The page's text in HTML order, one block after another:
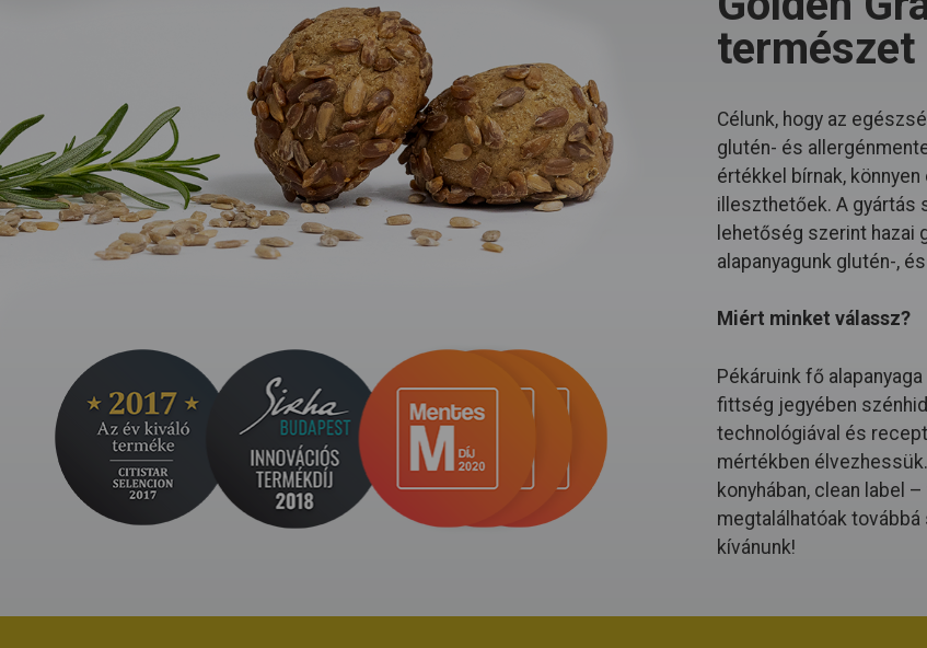
természet
Célunk, hogy az
glutén- és
értékkel bírnak,
illeszthetőek. A gyártás
lehetőség szerint hazai
alapanyagunk glutén-,
Miért minket válassz?
Pékáruink fő
fittség jegyében
technológiával és
mértékben
konyhában, clean label
megtalálhatóak
kívánunk!